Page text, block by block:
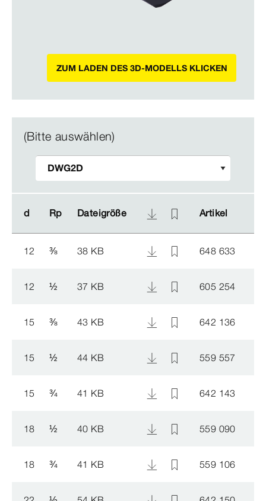
ZUM LADEN DES 3D-MODELLS KLICKEN
(Bitte auswählen)
d Rp Dateigröße Artikel
d Rp Dateigröße Artikel
12 ⅜ 38 KB 648 633
12 ½ 37 KB 605 254
15 ⅜ 43 KB 642 136
15 ½ 44 KB 559 557
15 ¾ 41 KB 642 143
18 ½ 40 KB 559 090
18 ¾ 41 KB 559 106